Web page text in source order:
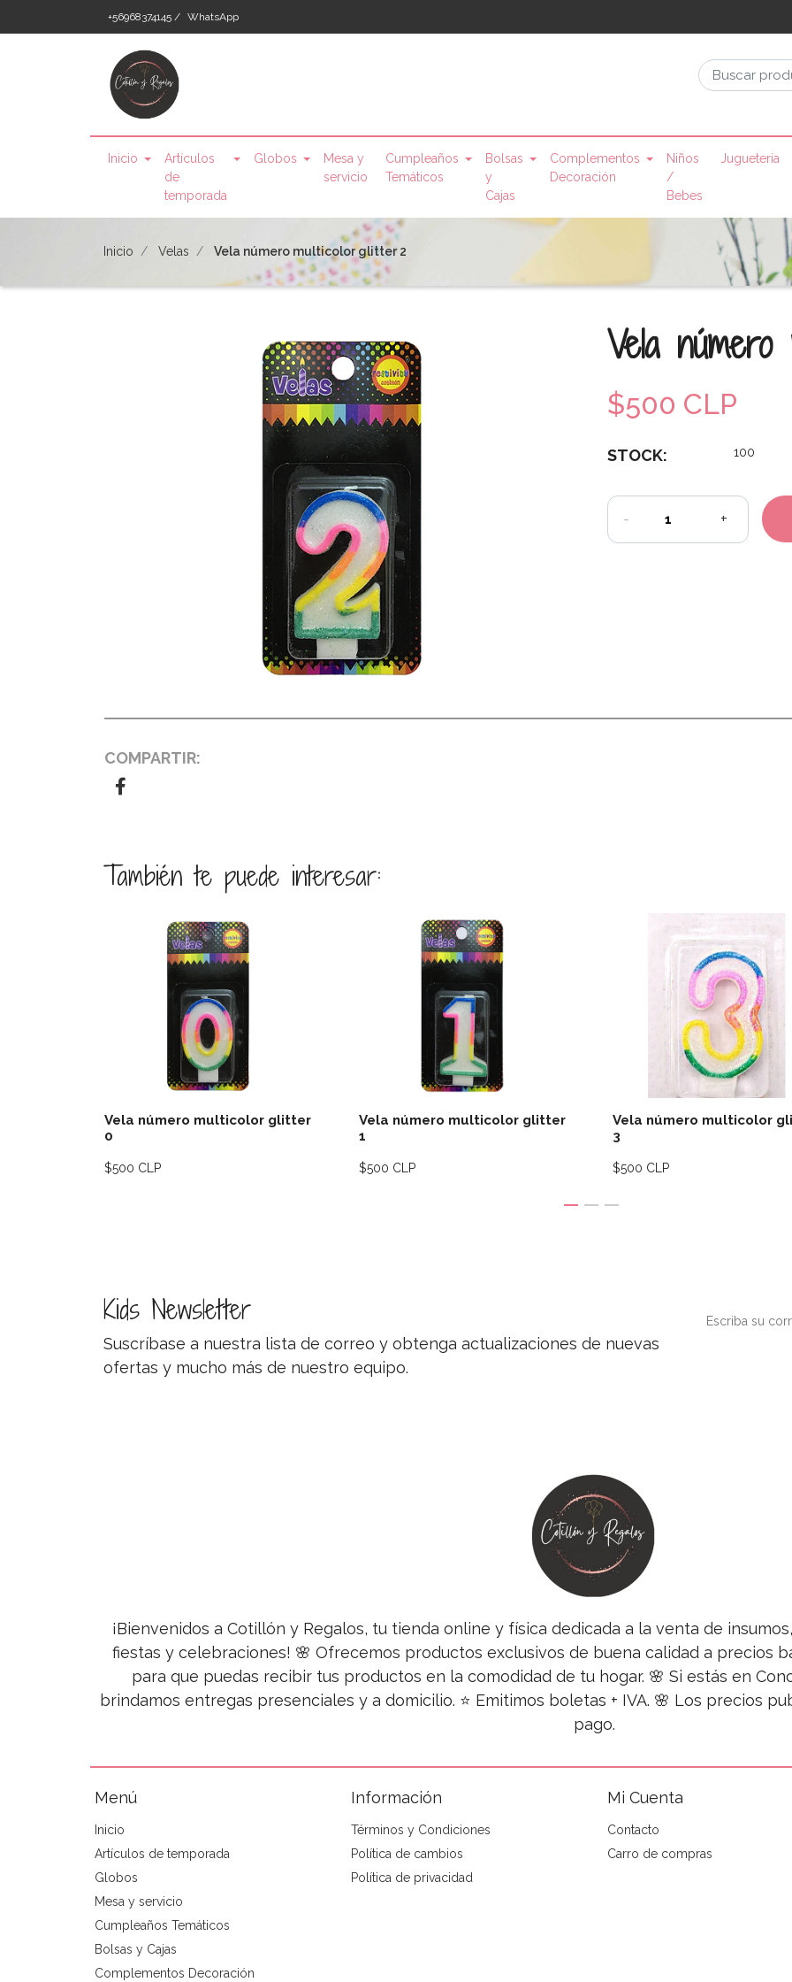
+56968374145 / WhatsApp
Inicio
Artículos
de
temporada
Globos
Mesa y
servicio
Cumpleaños
Temáticos
Bolsas
y
Cajas
Complementos
Decoración
Niños
/
Bebes
Jugueteria
Inicio Velas Vela número multicolor glitter 2
Vela
$500 CLP
STOCK: 100
- +
COMPARTIR:
También te puede interesar:
Vela número multicolor glitter
0
Ver detalles
$500 CLP
Vela número multicolor glitter
1
$500 CLP
Vela número multicolor
3
Ver
$500 CLP
Kids Newsletter
Suscríbase a nuestra lista de correo y obtenga actualizaciones de nuevas
ofertas y mucho más de nuestro equipo.
¡Bienvenidos a Cotillón y Regalos, tu tienda online y física dedicada a la venta de
fiestas y celebraciones! 🌸 Ofrecemos productos exclusivos de buena calidad a precios
para que puedas recibir tus productos en la comodidad de tu hogar. 🌸 Si estás en
brindamos entregas presenciales y a domicilio. ⭐ Emitimos boletas + IVA. 🌸 Los precios
pago.
Menú
Inicio
Artículos de temporada
Globos
Mesa y servicio
Cumpleaños Temáticos
Bolsas y Cajas
Complementos Decoración
Información
Términos y Condiciones
Política de cambios
Política de privacidad
Mi Cuenta
Contacto
Carro de compras